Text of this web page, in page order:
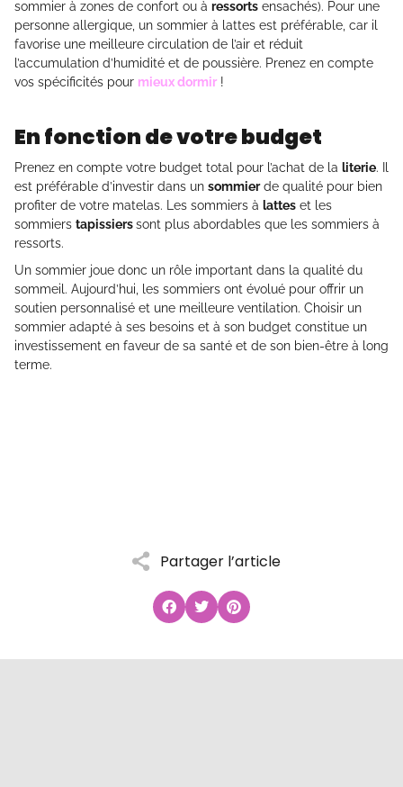
Partager l’article
sommier à zones de confort ou à ressorts ensachés). Pour une
personne allergique, un sommier à lattes est préférable, car il
favorise une meilleure circulation de l’air et réduit
l’accumulation d’humidité et de poussière. Prenez en compte
vos spécificités pour mieux dormir !
En fonction de votre budget
Prenez en compte votre budget total pour l’achat de la literie. Il
est préférable d’investir dans un sommierde qualité pour bien
profiter de votre matelas. Les sommiers à lattes et les
sommiers tapissierssont plus abordables que les sommiers à
ressorts.
Un sommier joue donc un rôle important dans la qualité du
sommeil. Aujourd’hui, les sommiers ont évolué pour offrir un
soutien personnalisé et une meilleure ventilation. Choisir un
sommier adapté à ses besoins et à son budget constitue un
investissement en faveur de sa santé et de son bien-être à long
terme.